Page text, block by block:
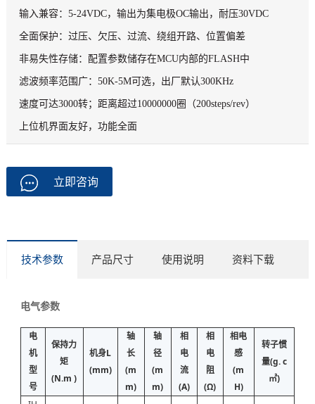
输入兼容：5-24VDC，输出为集电极OC输出，耐压30VDC
全面保护：过压、欠压、过流、绕组开路、位置偏差
非易失性存储：配置参数储存在MCU内部的FLASH中
滤波频率范围广：50K-5M可选，出厂默认300KHz
速度可达3000转；距离超过10000000圈（200steps/rev）
上位机界面友好，功能全面
立即咨询
技术参数 产品尺寸 使用说明 资料下载
电气参数
电
机
型
号
保持力
矩
(N.m )
机身L
(mm)
轴
长
(m
m)
轴
径
(m
m)
相
电
流
(A)
相
电
阻
(Ω)
相电
感
(m
H)
转子惯
量(g. c
㎡)